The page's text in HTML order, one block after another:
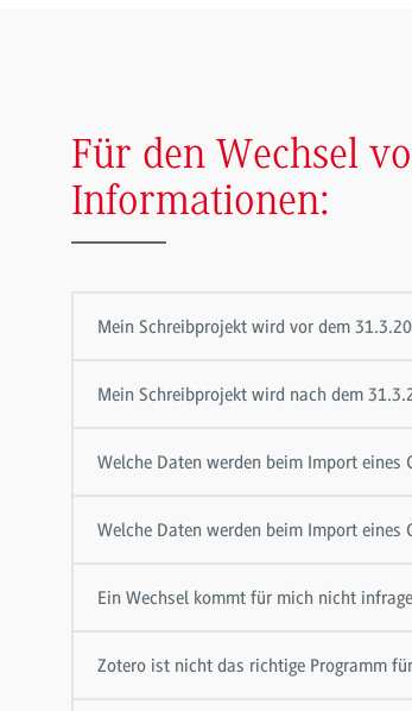
Für den Wechsel
Informationen:
Mein Schreibprojekt wird vor dem
Mein Schreibprojekt wird nach dem
Welche Daten werden beim Import eines
Welche Daten werden beim Import eines
Ein Wechsel kommt für mich nicht
Zotero ist nicht das richtige Programm